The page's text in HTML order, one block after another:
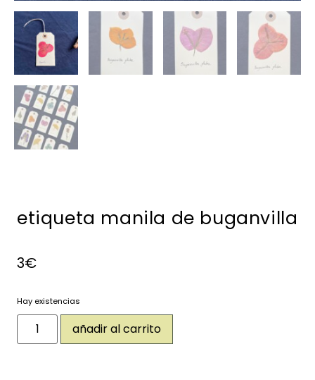
etiqueta manila de buganvilla
3€
Hay existencias
añadir al carrito